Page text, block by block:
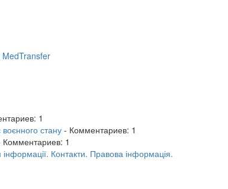
MedTransfer
1
стану - Комментариев: 1
Комментариев: 1
Контакти. Правова інформація.